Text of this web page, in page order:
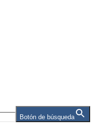
Botón de búsqueda